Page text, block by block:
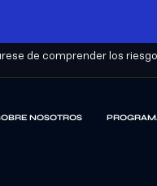
de comprender los
NOSOTROS